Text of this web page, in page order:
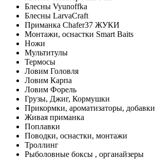
Блесны Vyunoffka
Блесны LarvaCraft
Приманка Chafer37 ЖУКИ
Монтажи, оснастки Smart Baits
Ножи
Мультитулы
Термосы
Ловим Головля
Ловим Карпа
Ловим Форель
Грузы, Джиг, Кормушки
Прикормки, ароматизаторы, добавки
Живая приманка
Поплавки
Поводки, оснастки, монтажи
Троллинг
Рыболовные боксы , органайзеры